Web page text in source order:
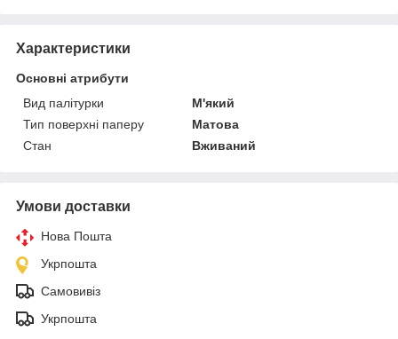
Характеристики
Основні атрибути
Вид палітурки
М'який
Тип поверхні паперу
Матова
Стан
Вживаний
Умови доставки
Нова Пошта
Укрпошта
Самовивіз
Укрпошта